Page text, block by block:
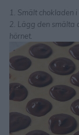
1. Smält chokladen
2. Lägg den smälta
hörnet.